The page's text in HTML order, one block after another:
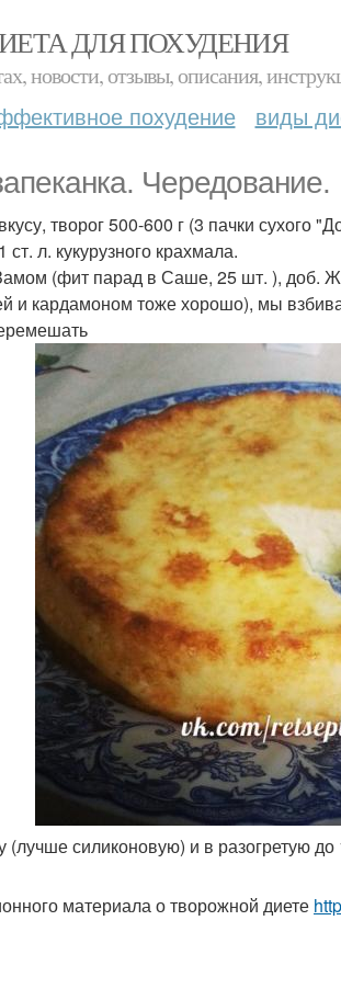
ДЛЯ ПОХУДЕНИЯ
новости, отзывы, описания,
похудение виды
Чередование.
творог 500-600 г (3 пачки сухого
л. кукурузного крахмала.
(фит парад в Саше, 25 шт. ), доб.
и кардамоном тоже хорошо), мы
силиконовую) и в разогретую до
материала о творожной диете